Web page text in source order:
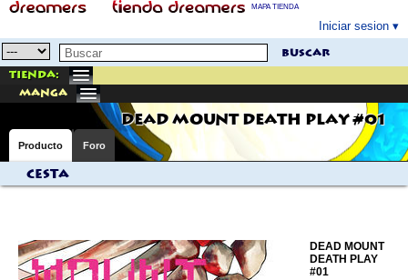
MAPA TIENDA
Iniciar sesion
buscar
Tienda:
manga
DEAD MOUNT DEATH PLAY #01
Producto Foro
Cesta
DEAD MOUNT
DEATH PLAY
#01